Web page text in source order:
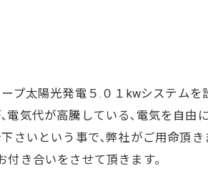
プ太陽光発電５.０１kwシステム
気代が高騰している､電気を自由
さいという事で､弊社がご用命頂
き合いをさせて頂きます。